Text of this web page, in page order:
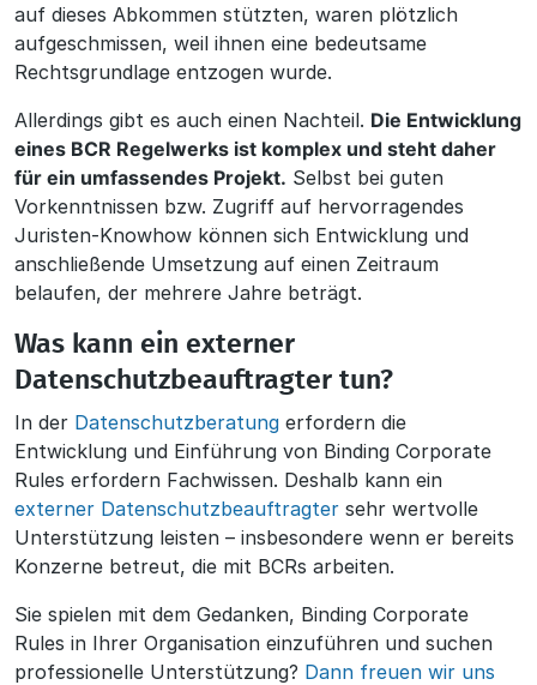
auf dieses Abkommen stützten, waren plötzlich
aufgeschmissen, weil ihnen eine bedeutsame
Rechtsgrundlage entzogen wurde.
Allerdings gibt es auch einen Nachteil. Die Entwicklung
eines BCR Regelwerks ist komplex und steht daher
für ein umfassendes Projekt. Selbst bei guten
Vorkenntnissen bzw. Zugriff auf hervorragendes
Juristen-Knowhow können sich Entwicklung und
anschließende Umsetzung auf einen Zeitraum
belaufen, der mehrere Jahre beträgt.
Was kann ein externer
Datenschutzbeauftragter tun?
In der Datenschutzberatung erfordern die
Entwicklung und Einführung von Binding Corporate
Rules erfordern Fachwissen. Deshalb kann ein
externer Datenschutzbeauftragter sehr wertvolle
Unterstützung leisten – insbesondere wenn er bereits
Konzerne betreut, die mit BCRs arbeiten.
Sie spielen mit dem Gedanken, Binding Corporate
Rules in Ihrer Organisation einzuführen und suchen
professionelle Unterstützung? Dann freuen wir uns